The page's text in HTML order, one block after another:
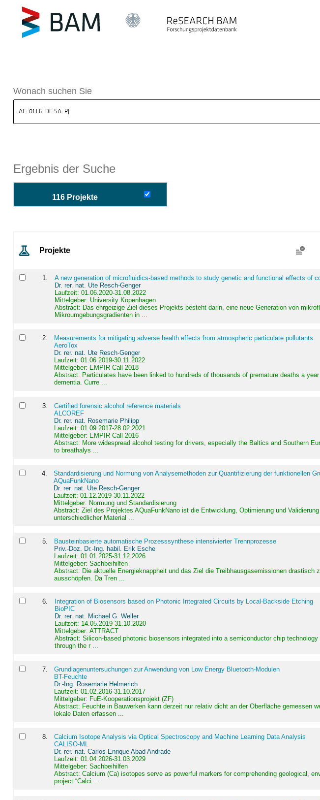
ReSEARCH BAM
Wonach suchen Sie
Ergebnis der Suche
116 Projekte
Projekte
1
A new generation of microfluidics-based methods to study genetic and functional effects of
Dr. rer. nat. Ute Resch-Genger
Laufzeit: 01.06.2020-31.08.2022
Mittelgeber: University Kopenhagen
Abstract: Das ehrgeizige Ziel dieses Projekts besteht darin, eine neue Generation von
Mikroumgebungsgradienten in ...
2.
Measurements for mitigating adverse health effects from atmospheric particulate pollutants
AeroTox
Dr. rer. nat. Ute Resch-Genger
Laufzeit: 01.06.2019-30.11.2022
Mittelgeber: EMPIR Call 2018
Abstract: Particulates have been linked to hundreds of thousands of premature deaths a
dementia. Curre ...
3.
Certified forensic alcohol reference materials
ALCOREF
Dr. rer. nat. Rosemarie Philipp
Laufzeit: 01.09.2017-28.02.2021
Mittelgeber: EMPIR Call 2016
Abstract: More widespread alcohol testing for drivers, especially the Baltics and Southern
to breathalys ...
4.
Standardisierung und Normung von Analysemethoden zur Quantifizierung der funktionellen
AQuaFunkNano
Dr. rer. nat. Ute Resch-Genger
Laufzeit: 01.12.2019-30.11.2022
Mittelgeber: Normung und Standardisierung
Abstract:Ziel des Projektes AQuaFunkNano ist die Entwicklung, Optimierung und
unterschiedlicher Material ...
5.
Bausteinbasierte automatische Prozesssynthese intensivierter Trennprozesse
Priv.-Doz. Dr.-Ing. habil. Erik Esche
Laufzeit: 01.01.2025-31.12.2026
Mittelgeber: Sachbeihilfen
Abstract: Die aktuelle Energieknappheit und das Ziel die Treibhausgasemissionen
ausschöpfen. Da Tren ...
6.
Integration of Biosensors based on Photonic Integrated Circuits by Local-Backside Etching
BioPIC
Dr. rer. nat. Michael G. Weller
Laufzeit: 14.05.2019-31.10.2020
Mittelgeber: ATTRACT
Abstract: Silicon-based photonic biosensors integrated into a semiconductor chip
through the r ...
7.
Grundlagenuntersuchungen zur Anwendung von Low Energy Bluetooth-Modulen
BT-Feuchte
Dr.-Ing. Rosemarie Helmerich
Laufzeit: 01.02.2016-31.10.2017
Mittelgeber: FuE-Kooperationsprojekt (ZF)
Abstract: Feuchte in Bauwerken kann derzeit nur relativ dicht an der Oberfläche gemessen
lokale Daten erfassen ...
8.
Calcium Isotope Analysis via Optical Spectroscopy and Machine Learning Data Analysis
CALISO-ML
Dr. rer. nat. Carlos Enrique Abad Andrade
Laufzeit: 01.04.2026-31.03.2029
Mittelgeber: Sachbeihilfen
Abstract:Calcium (Ca) isotopes serve as powerful markers for comprehending geological,
project “Calci ...